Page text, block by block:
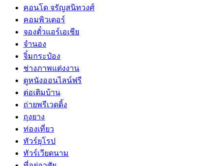
คอนโด จรัญสนิทวงศ์
คอมพิวเตอร์
จองตั๋วแอร์เอเชีย
จำนอง
จิ๋มกระป๋อง
ช่างภาพแต่งงาน
ดูหนังออนไลน์ฟรี
ต่อเติมบ้าน
ถ่ายพรีเวดดิ้ง
ถุงยาง
ท่องเที่ยว
ทัวร์ยุโรป
ทัวร์เวียดนาม